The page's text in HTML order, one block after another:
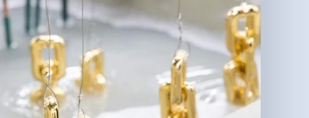
prodotto nel carrello.